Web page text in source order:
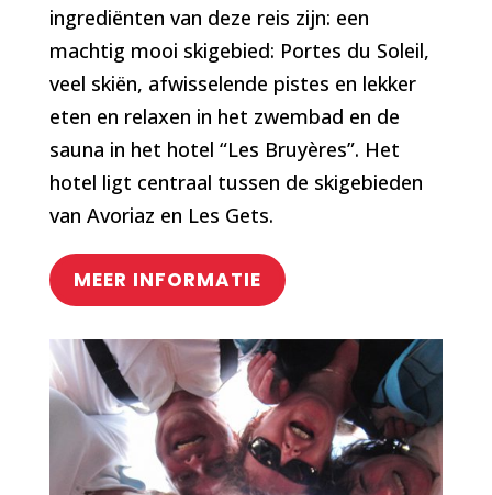
ingrediënten van deze reis zijn: een
machtig mooi skigebied: Portes du Soleil,
veel skiën, afwisselende pistes en lekker
eten en relaxen in het zwembad en de
sauna in het hotel “Les Bruyères”. Het
hotel ligt centraal tussen de skigebieden
van Avoriaz en Les Gets.
MEER INFORMATIE